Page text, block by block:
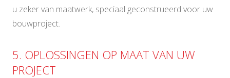
u zeker van maatwerk, speciaal geconstrueerd voor uw
bouwproject.
5. OPLOSSINGEN OP MAAT VAN UW
PROJECT